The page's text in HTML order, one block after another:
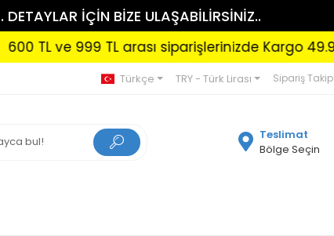
İÇİN BİZE ULAŞABİLİRSİNİZ..
999 TL arası siparişlerinizde Kargo 49.90 TL
Türkçe TRY - Türk Lirası Sipariş Takip
Teslimat
Bölge Seçin